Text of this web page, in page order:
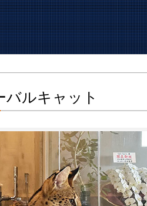
ルキャット